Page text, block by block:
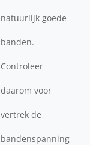
natuurlijk goede
banden.
Controleer
daarom voor
vertrek de
bandenspanning